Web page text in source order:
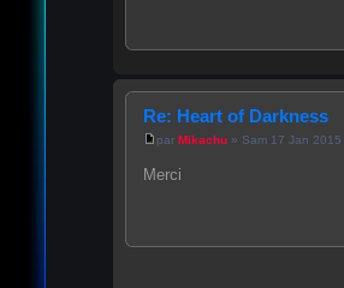
Re: Heart of Darkness
par Mikachu» Sam 17 Jan 2015
Merci